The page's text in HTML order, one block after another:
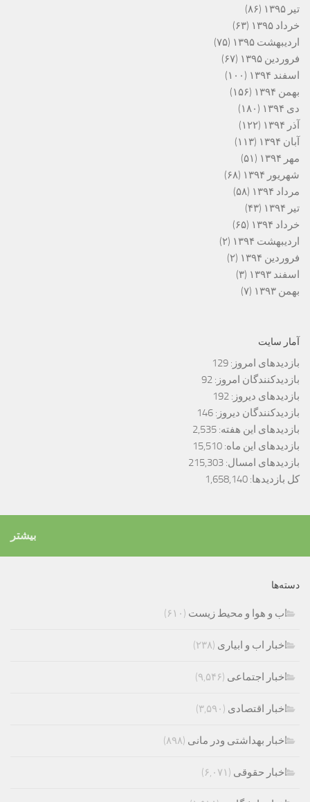
تیر ۱۳۹۵
(۸۶)
خرداد ۱۳۹۵
(۶۳)
اردیبهشت ۱۳۹۵
(۷۵)
فروردین ۱۳۹۵
(۶۷)
اسفند ۱۳۹۴
(۱۰۰)
بهمن ۱۳۹۴
(۱۵۶)
دی ۱۳۹۴
(۱۸۰)
آذر ۱۳۹۴
(۱۲۲)
آبان ۱۳۹۴
(۱۱۳)
مهر ۱۳۹۴
(۵۱)
شهریور ۱۳۹۴
(۶۸)
مرداد ۱۳۹۴
(۵۸)
تیر ۱۳۹۴
(۴۳)
خرداد ۱۳۹۴
(۶۵)
اردیبهشت ۱۳۹۴
(۲)
فروردین ۱۳۹۴
(۲)
اسفند ۱۳۹۳
(۳)
بهمن ۱۳۹۳
(۷)
آمار سایت
بازدیدهای امروز: 129
بازدیدکنندگان امروز: 92
بازدیدهای دیروز: 192
بازدیدکنندگان دیروز: 146
بازدیدهای این هفته: 2,535
بازدیدهای این ماه: 15,510
بازدیدهای امسال: 215,303
کل بازدیدها: 1,658,140
بیشتر
دسته‌ها
اب و هوا و محیط زیست (۶۱۰)
اخبار اب و ابیاری (۲۳۸)
اخبار اجتماعی (۹,۵۴۶)
اخبار اقتصادی (۳,۵۹۰)
اخبار بهداشتی ودر مانی (۸۹۸)
اخبار حقوقی (۶,۰۷۱)